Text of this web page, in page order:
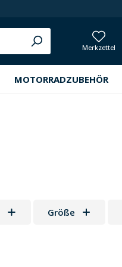
Merkzettel
MOTORRADZUBEHÖR
Größe